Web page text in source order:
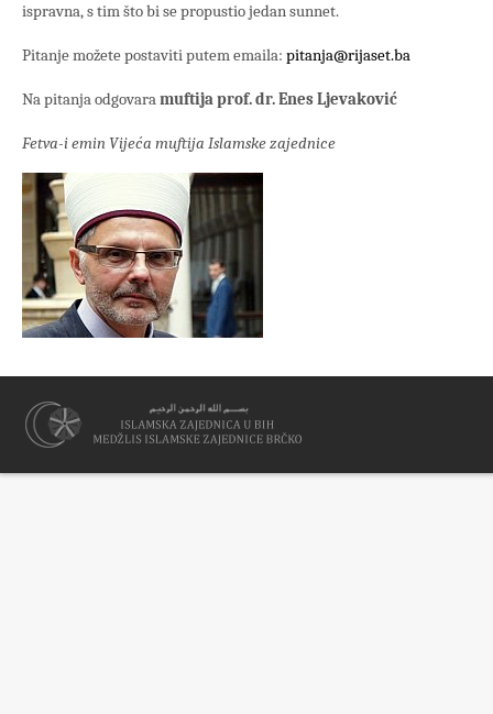
ispravna, s tim što bi se propustio jedan sunnet.
Pitanje možete postaviti putem emaila: pitanja@rijaset.ba
Na pitanja odgovaramuftija prof. dr. Enes Ljevaković
Fetva-i emin Vijeća muftija Islamske zajednice